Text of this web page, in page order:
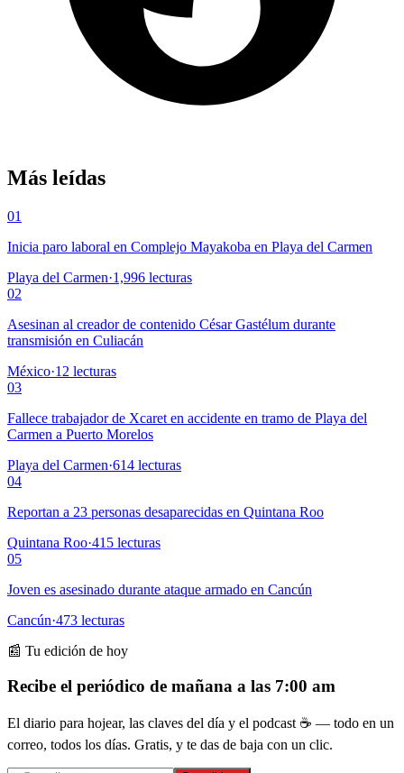
Más leídas
01
Inicia paro laboral en Complejo Mayakoba en Playa del Carmen
Playa del Carmen·1,996 lecturas
02
Asesinan al creador de contenido César Gastélum durante
transmisión en Culiacán
México·12 lecturas
03
Fallece trabajador de Xcaret en accidente en tramo de Playa del
Carmen a Puerto Morelos
Playa del Carmen·614 lecturas
04
Reportan a 23 personas desaparecidas en Quintana Roo
Quintana Roo·415 lecturas
05
Joven es asesinado durante ataque armado en Cancún
Cancún·473 lecturas
📰 Tu edición de hoy
Recibe el periódico de mañana a las 7:00 am
El diario para hojear, las claves del día y el podcast ☕ — todo en un
correo, todos los días. Gratis, y te das de baja con un clic.